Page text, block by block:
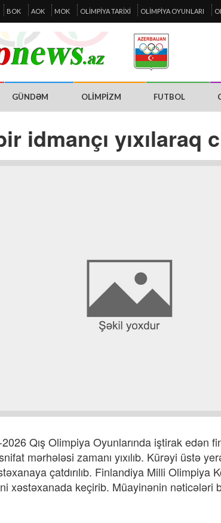
BOK AOK MOK OLIMPIYA TARIXI OLIMPIYA OYUNLARI
GÜNDƏM OLIMPIZM FUTBOL
idmançı yıxılaraq
Qış Olimpiya Oyunlarında iştirak edən
mərhələsi zamanı yıxılıb. Kürəyi üstə
çatdırılıb. Finlandiya Milli
xəstəxanada keçirib. Müayinənin nəticələri